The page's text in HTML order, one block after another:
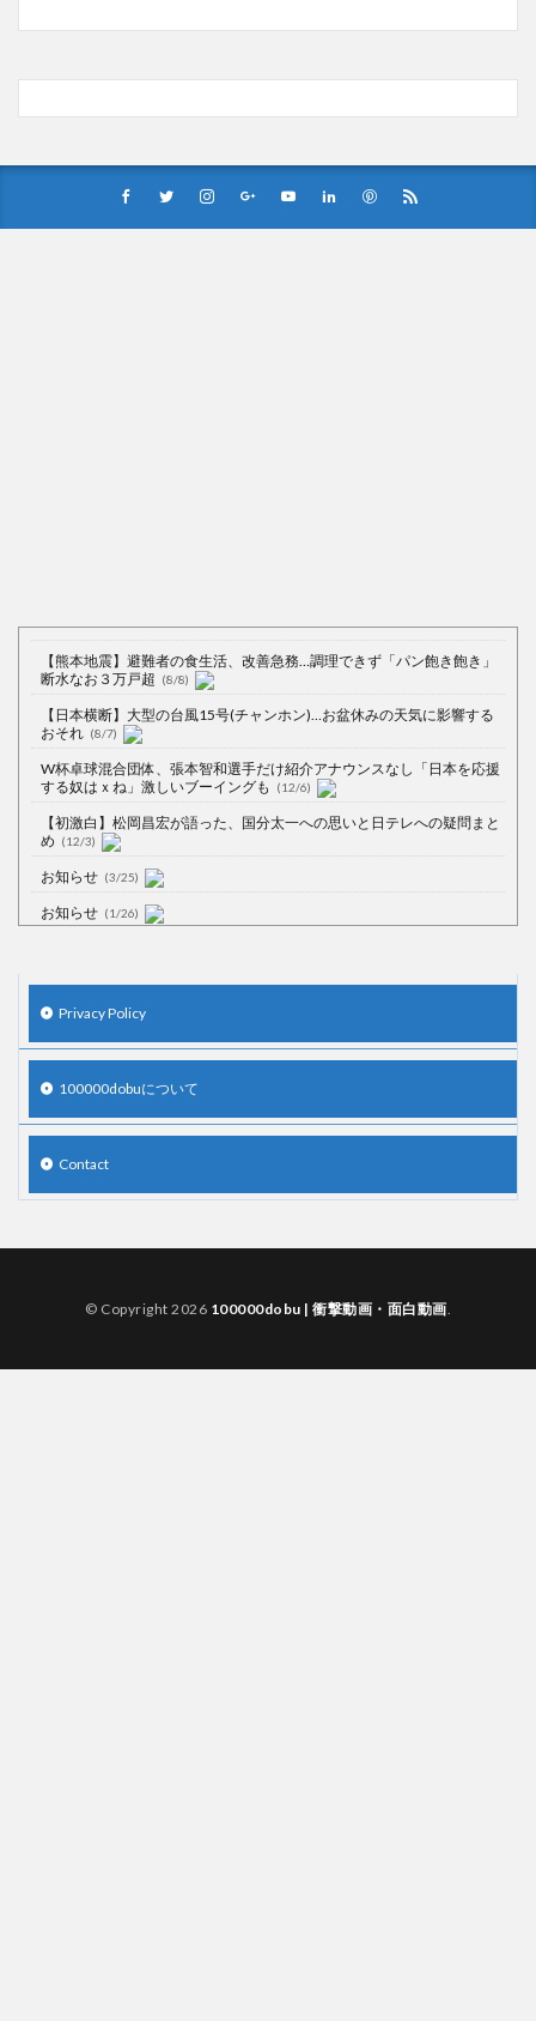
【熊本地震】避難者の食生活、改善急務…調理できず「パン飽き飽き」
断水なお３万戸超 (8/8)
【日本横断】大型の台風15号(チャンホン)…お盆休みの天気に影響する
おそれ (8/7)
W杯卓球混合団体、張本智和選手だけ紹介アナウンスなし「日本を応援
する奴はｘね」激しいブーイングも
(12/6)
【初激白】松岡昌宏が語った、国分太一への思いと日テレへの疑問まと
め (12/3)
お知らせ (3/25)
お知らせ (1/26)
(7/13)
Privacy Policy
100000dobuについて
Contact
© Copyright 2026 100000dobu | 衝撃動画・面白動画.